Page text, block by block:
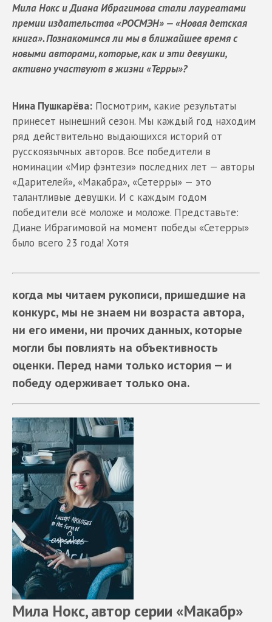
Мила Нокс и Диана Ибрагимова стали лауреатами
премии издательства «РОСМЭН» — «Новая детская
книга». Познакомимся ли мы в ближайшее время с
новыми авторами, которые, как и эти девушки,
активно участвуют в жизни «Терры»?
Нина Пушкарёва: Посмотрим, какие результаты
принесет нынешний сезон. Мы каждый год находим
ряд действительно выдающихся историй от
русскоязычных авторов. Все победители в
номинации «Мир фэнтези» последних лет — авторы
«Дарителей», «Макабра», «Сетерры» — это
талантливые девушки. И с каждым годом
победители всё моложе и моложе. Представьте:
Диане Ибрагимовой на момент победы «Сетерры»
было всего 23 года! Хотя
когда мы читаем рукописи, пришедшие на
конкурс, мы не знаем ни возраста автора,
ни его имени, ни прочих данных, которые
могли бы повлиять на объективность
оценки. Перед нами только история — и
победу одерживает только она.
Мила Нокс, автор серии «Макабр»